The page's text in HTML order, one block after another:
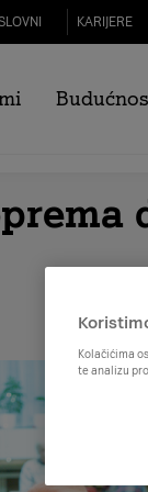
KARIJERE
obratite
Kolačićima
te analizu